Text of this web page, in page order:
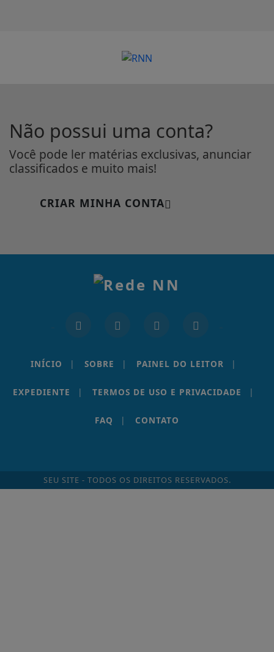
Não possui uma conta?
Você pode ler matérias exclusivas, anunciar
classificados e muito mais!
CRIAR MINHA CONTA
INÍCIO | SOBRE | PAINEL DO LEITOR |
EXPEDIENTE | TERMOS DE USO E PRIVACIDADE |
FAQ | CONTATO
SEU SITE - TODOS OS DIREITOS RESERVADOS.